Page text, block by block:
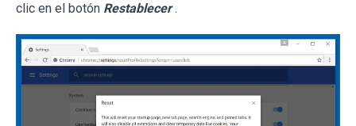
clic en el botón Restablecer .